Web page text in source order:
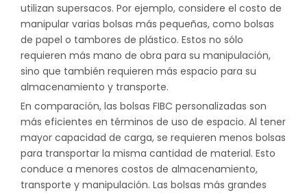
utilizan supersacos. Por ejemplo, considere el costo de
manipular varias bolsas más pequeñas, como bolsas
de papel o tambores de plástico. Estos no sólo
requieren más mano de obra para su manipulación,
sino que también requieren más espacio para su
almacenamiento y transporte.
En comparación, las bolsas FIBC personalizadas son
más eficientes en términos de uso de espacio. Al tener
mayor capacidad de carga, se requieren menos bolsas
para transportar la misma cantidad de material. Esto
conduce a menores costos de almacenamiento,
transporte y manipulación. Las bolsas más grandes